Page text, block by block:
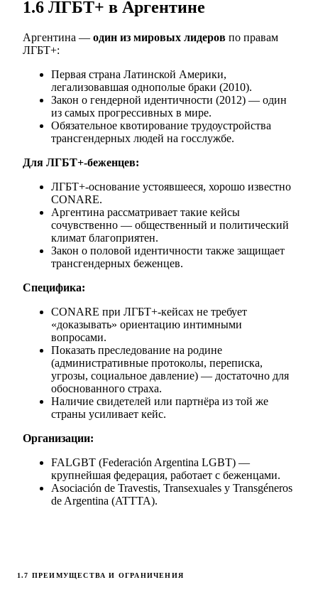
1.6 ЛГБТ+ в Аргентине
Аргентина — один из мировых лидеров по правам
ЛГБТ+:
Первая страна Латинской Америки,
легализовавшая однополые браки (2010).
Закон о гендерной идентичности (2012) — один
из самых прогрессивных в мире.
Обязательное квотирование трудоустройства
трансгендерных людей на госслужбе.
Для ЛГБТ+-беженцев:
ЛГБТ+-основание устоявшееся, хорошо известно
CONARE.
Аргентина рассматривает такие кейсы
сочувственно — общественный и политический
климат благоприятен.
Закон о половой идентичности также защищает
трансгендерных беженцев.
Специфика:
CONARE при ЛГБТ+-кейсах не требует
«доказывать» ориентацию интимными
вопросами.
Показать преследование на родине
(административные протоколы, переписка,
угрозы, социальное давление) — достаточно для
обоснованного страха.
Наличие свидетелей или партнёра из той же
страны усиливает кейс.
Организации:
FALGBT (Federación Argentina LGBT) —
крупнейшая федерация, работает с беженцами.
Asociación de Travestis, Transexuales y Transgéneros
de Argentina (ATTTA).
1.7 ПРЕИМУЩЕСТВА И ОГРАНИЧЕНИЯ